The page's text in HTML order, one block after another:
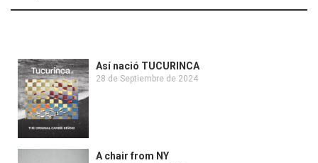
Así nació TUCURINCA
28 de Septiembre de 2024
A chair from NY